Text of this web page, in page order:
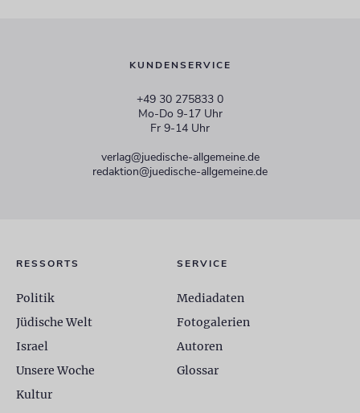
KUNDENSERVICE
+49 30 275833 0
Mo-Do 9-17 Uhr
Fr 9-14 Uhr
verlag@juedische-allgemeine.de
redaktion@juedische-allgemeine.de
RESSORTS
Politik
Jüdische Welt
Israel
Unsere Woche
Kultur
SERVICE
Mediadaten
Fotogalerien
Autoren
Glossar